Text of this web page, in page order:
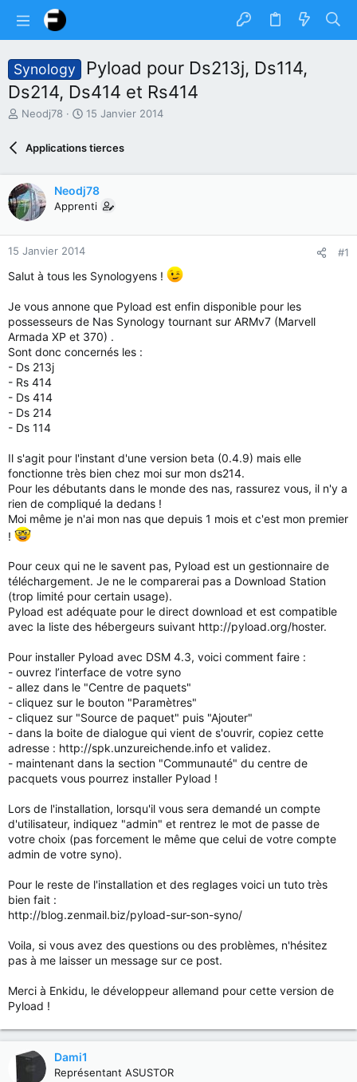
Synology
Pyload pour Ds213j, Ds114,
Ds214, Ds414 et Rs414
A
e
r
d
u
j
e
Neodj78
D
e
e
d
é
15 Janvier 2014
Applications tierces
Neodj78
Apprenti
15 Janvier 2014 #1
Salut à tous les Synologyens !
Je vous annone que Pyload est enfin disponible pour les
possesseurs de Nas Synology tournant sur ARMv7 (Marvell
Armada XP et 370) .
Sont donc concernés les :
- Ds 213j
- Rs 414
- Ds 414
- Ds 214
- Ds 114
Il s'agit pour l'instant d'une version beta (0.4.9) mais elle
fonctionne très bien chez moi sur mon ds214.
Pour les débutants dans le monde des nas, rassurez vous, il n'y a
rien de compliqué la dedans !
Moi même je n'ai mon nas que depuis 1 mois et c'est mon premier
!
Pour ceux qui ne le savent pas, Pyload est un gestionnaire de
téléchargement. Je ne le comparerai pas a Download Station
(trop limité pour certain usage).
Pyload est adéquate pour le direct download et est compatible
avec la liste des hébergeurs suivant http://pyload.org/hoster.
Pour installer Pyload avec DSM 4.3, voici comment faire :
- ouvrez l’interface de votre syno
- allez dans le "Centre de paquets"
- cliquez sur le bouton "Paramètres"
- cliquez sur "Source de paquet" puis "Ajouter"
- dans la boite de dialogue qui vient de s'ouvrir, copiez cette
adresse : http://spk.unzureichende.info et validez.
- maintenant dans la section "Communauté" du centre de
pacquets vous pourrez installer Pyload !
Lors de l'installation, lorsqu'il vous sera demandé un compte
d'utilisateur, indiquez "admin" et rentrez le mot de passe de
votre choix (pas forcement le même que celui de votre compte
admin de votre syno).
Pour le reste de l'installation et des reglages voici un tuto très
bien fait :
http://blog.zenmail.biz/pyload-sur-son-syno/
Voila, si vous avez des questions ou des problèmes, n'hésitez
pas à me laisser un message sur ce post.
Merci à Enkidu, le développeur allemand pour cette version de
Pyload !
Dami1
Représentant ASUSTOR